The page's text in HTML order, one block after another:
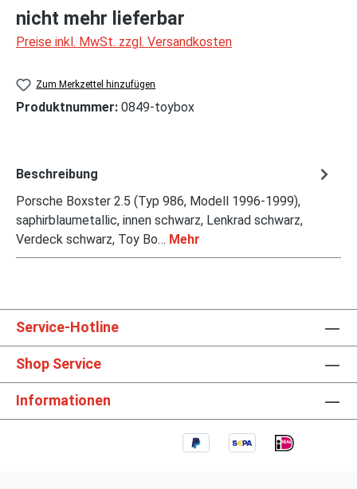
nicht mehr lieferbar
Preise inkl. MwSt. zzgl. Versandkosten
Zum Merkzettel hinzufügen
Produktnummer: 0849-toybox
Beschreibung
Porsche Boxster 2.5 (Typ 986, Modell 1996-1999),
saphirblaumetallic, innen schwarz, Lenkrad schwarz,
Verdeck schwarz, Toy Bo… Mehr
Service-Hotline
Shop Service
Informationen